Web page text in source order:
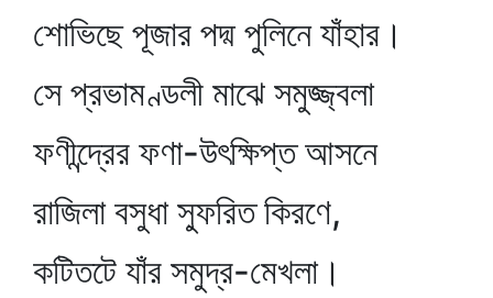
শোভিছে পূজার পদ্ম পুলিনে যাঁহার।
সে প্রভামণ্ডলী মাঝে সমুজ্জ্বলা
ফণীন্দ্রের ফণা-উৎক্ষিপ্ত আসনে
রাজিলা বসুধা স্ফুরিত কিরণে,
কটিতটে যাঁর সমুদ্র-মেখলা।